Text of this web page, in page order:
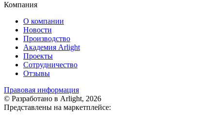
Компания
О компании
Новости
Производство
Академия Arlight
Проекты
Сотрудничество
Отзывы
Правовая информация
© Разработано в Arlight, 2026
Представлены на маркетплейсе: